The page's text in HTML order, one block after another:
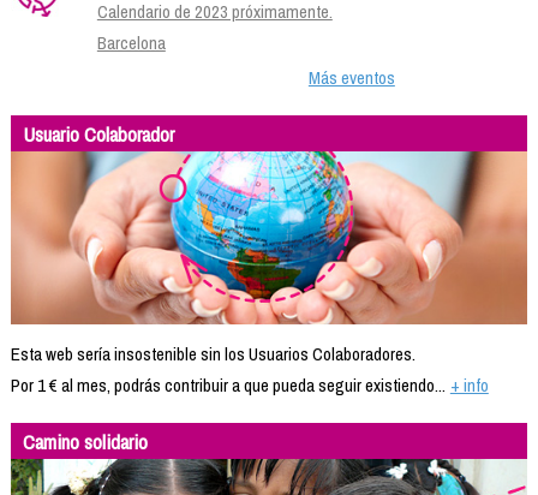
Calendario de 2023 próximamente.
Barcelona
Más eventos
Usuario Colaborador
Esta web sería insostenible sin los Usuarios Colaboradores.
Por 1 € al mes, podrás contribuir a que pueda seguir existiendo... + info
Camino solidario